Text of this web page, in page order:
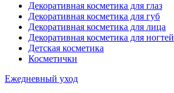
Декоративная косметика для глаз
Декоративная косметика для губ
Декоративная косметика для лица
Декоративная косметика для ногтей
Детская косметика
Косметички
Ежедневный уход